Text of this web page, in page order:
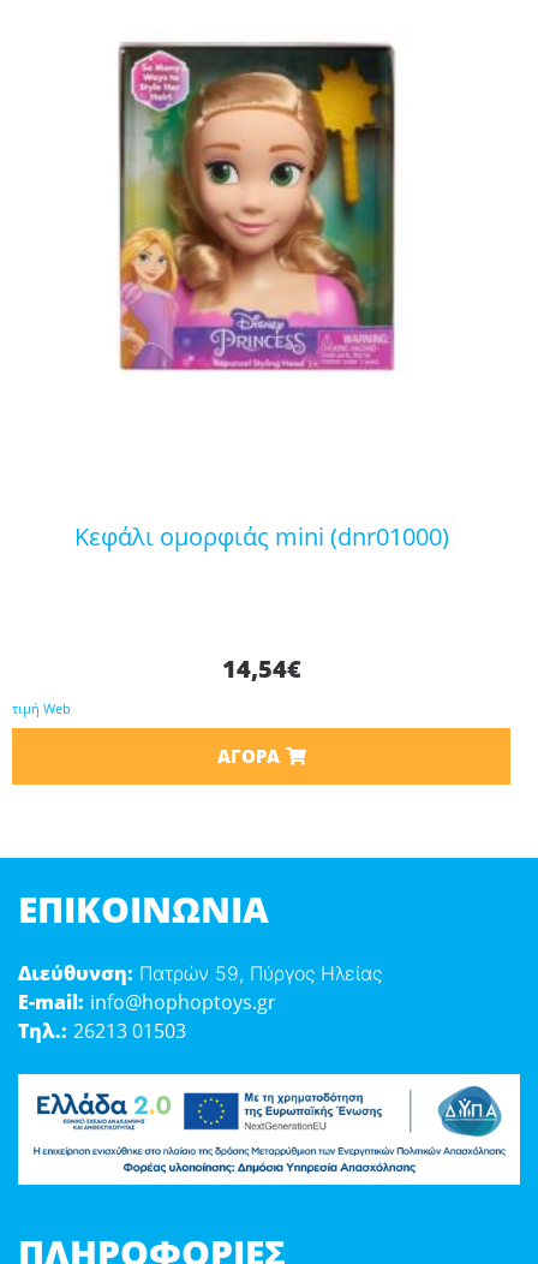
κεφάλι ομορφιάς mini (dnr01000)
14,54€
τιμή Web
ΑΓΟΡΆ
ΕΠΙΚΟΙΝΩΝΊΑ
Διεύθυνση: Πατρών 59, Πύργος Ηλείας
E-mail: info@hophoptoys.gr
Τηλ.: 26213 01503
ΠΛΗΡΟΦΟΡΊΕΣ